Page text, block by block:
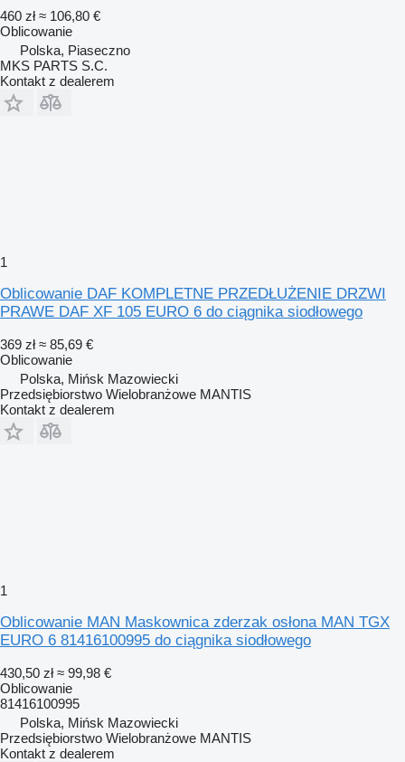
460 zł ≈ 106,80 €
Oblicowanie
Polska, Piaseczno
MKS PARTS S.C.
Kontakt z dealerem
1
Oblicowanie DAF KOMPLETNE PRZEDŁUŻENIE DRZWI
PRAWE DAF XF 105 EURO 6 do ciągnika siodłowego
369 zł ≈ 85,69 €
Oblicowanie
Polska, Mińsk Mazowiecki
Przedsiębiorstwo Wielobranżowe MANTIS
Kontakt z dealerem
1
Oblicowanie MAN Maskownica zderzak osłona MAN TGX
EURO 6 81416100995 do ciągnika siodłowego
430,50 zł ≈ 99,98 €
Oblicowanie
81416100995
Polska, Mińsk Mazowiecki
Przedsiębiorstwo Wielobranżowe MANTIS
Kontakt z dealerem